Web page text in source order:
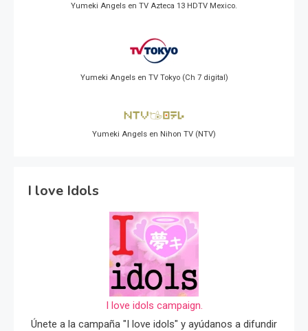
Yumeki Angels en TV Azteca 13 HDTV Mexico.
Yumeki Angels en TV Tokyo (Ch 7 digital)
Yumeki Angels en Nihon TV (NTV)
I love Idols
I love idols campaign.
Únete a la campaña "I love idols" y ayúdanos a difundir